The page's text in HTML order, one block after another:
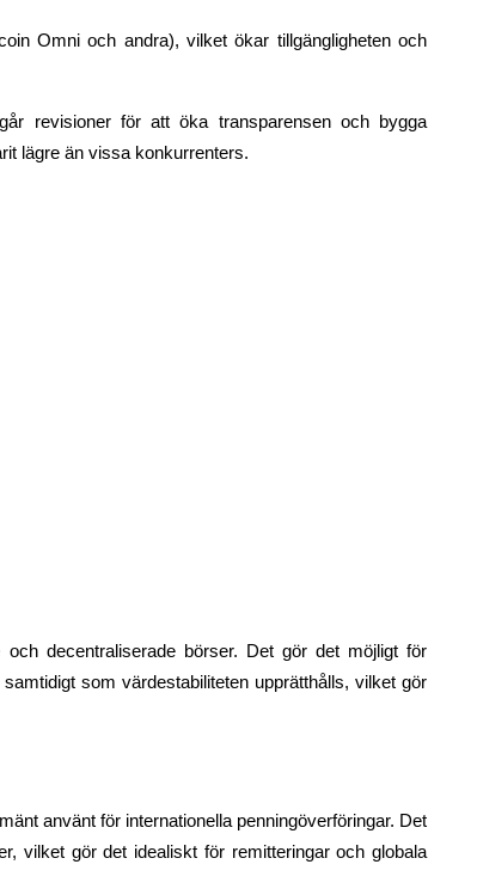
Omni och andra), vilket ökar tillgängligheten och
revisioner för att öka transparensen och bygga
lägre än vissa konkurrenters.
decentraliserade börser. Det gör det möjligt för
som värdestabiliteten upprätthålls, vilket gör
använt för internationella penningöverföringar. Det
vilket gör det idealiskt för remitteringar och globala